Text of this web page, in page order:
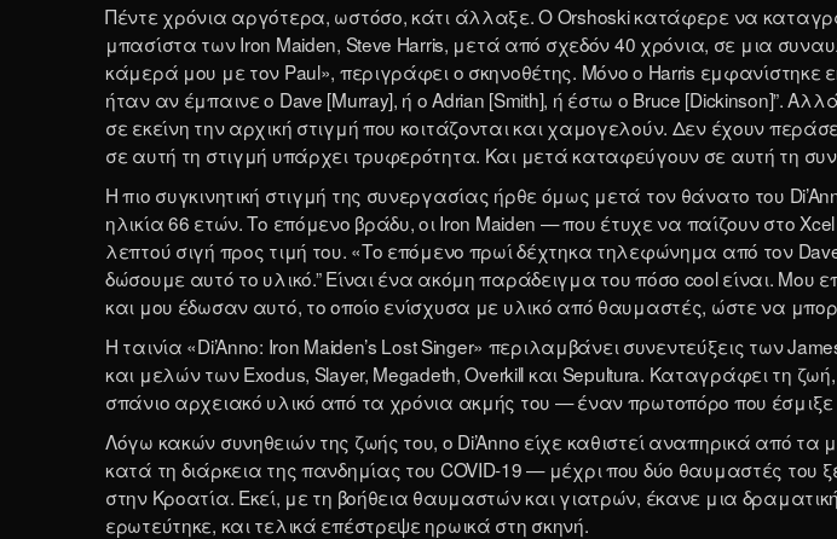
Πέντε χρόνια αργότερα, ωστόσο, κάτι άλλαξε. Ο Orshoski κατάφερε να
μπασίστα των Iron Maiden, Steve Harris, μετά από σχεδόν 40 χρόνια, σε μια
κάμερά μου με τον Paul», περιγράφει ο σκηνοθέτης. Μόνο ο Harris εμφανίστηκε
ήταν αν έμπαινε ο Dave [Murray], ή ο Adrian [Smith], ή έστω ο Bruce [Dickinson]”.
σε εκείνη την αρχική στιγμή που κοιτάζονται και χαμογελούν. Δεν έχουν
σε αυτή τη στιγμή υπάρχει τρυφερότητα. Και μετά καταφεύγουν σε αυτή τη
Η πιο συγκινητική στιγμή της συνεργασίας ήρθε όμως μετά τον θάνατο του
ηλικία 66 ετών. Το επόμενο βράδυ, οι Iron Maiden — που έτυχε να παίζουν στο
λεπτού σιγή προς τιμή του. «Το επόμενο πρωί δέχτηκα τηλεφώνημα από τον
δώσουμε αυτό το υλικό.” Είναι ένα ακόμη παράδειγμα του πόσο cool είναι.
και μου έδωσαν αυτό, το οποίο ενίσχυσα με υλικό από θαυμαστές, ώστε να
Η ταινία «Di’Anno: Iron Maiden’s Lost Singer» περιλαμβάνει συνεντεύξεις των
και μελών των Exodus, Slayer, Megadeth, Overkill και Sepultura. Καταγράφει τη
σπάνιο αρχειακό υλικό από τα χρόνια ακμής του — έναν πρωτοπόρο που
Λόγω κακών συνηθειών της ζωής του, ο Di’Anno είχε καθιστεί αναπηρικά από
κατά τη διάρκεια της πανδημίας του COVID-19 — μέχρι που δύο θαυμαστές
στην Κροατία. Εκεί, με τη βοήθεια θαυμαστών και γιατρών, έκανε μια
ερωτεύτηκε, και τελικά επέστρεψε ηρωικά στη σκηνή.